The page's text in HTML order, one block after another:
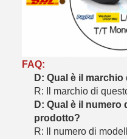
FAQ:
D: Qual è il
R: Il marchio di
D: Qual è il
prodotto?
R: Il numero di